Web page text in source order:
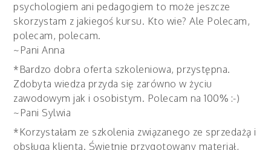
psychologiem ani pedagogiem to może jeszcze
skorzystam z jakiegoś kursu. Kto wie? Ale Polecam,
polecam, polecam.
~Pani Anna
*Bardzo dobra oferta szkoleniowa, przystępna.
Zdobyta wiedza przyda się zarówno w życiu
zawodowym jak i osobistym. Polecam na 100% :-)
~Pani Sylwia
*Korzystałam ze szkolenia związanego ze sprzedażą i
obsługą klienta. Świetnie przygotowany materiał,